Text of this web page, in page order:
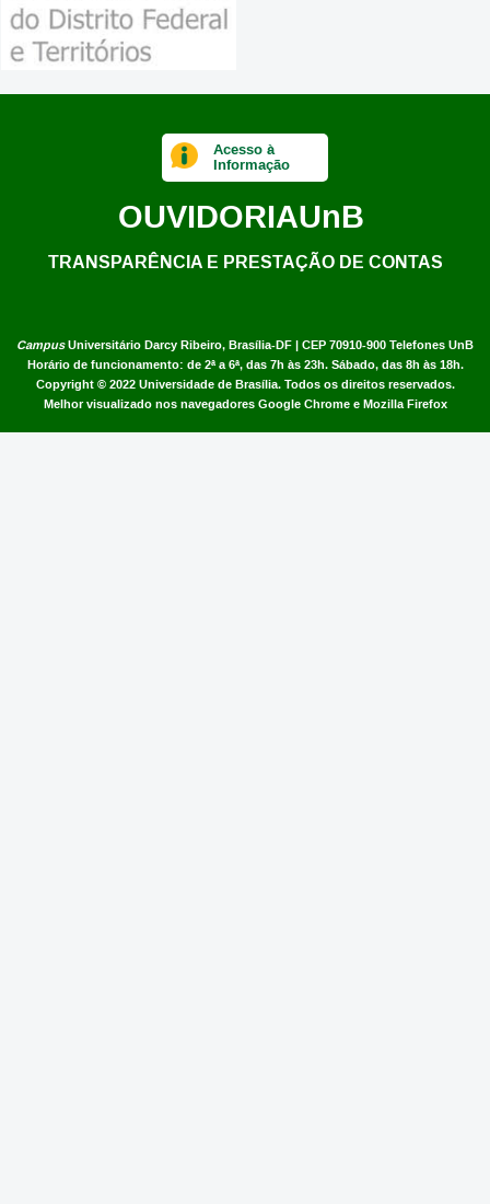
CampusUniversitário Darcy Ribeiro, Brasília-DF | CEP 70910-900 Telefones UnB
Horário de funcionamento: de 2ª a 6ª, das 7h às 23h. Sábado, das 8h às 18h.
Copyright © 2022 Universidade de Brasília. Todos os direitos reservados.
Melhor visualizado nos navegadores Google Chrome e Mozilla Firefox
Acesso à
Informação
OUVIDORIAUnB
TRANSPARÊNCIA E PRESTAÇÃO DE CONTAS